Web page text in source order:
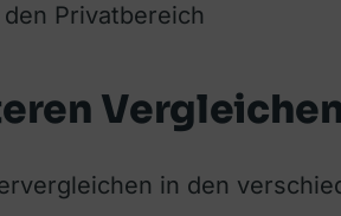
Privatbereich
in den